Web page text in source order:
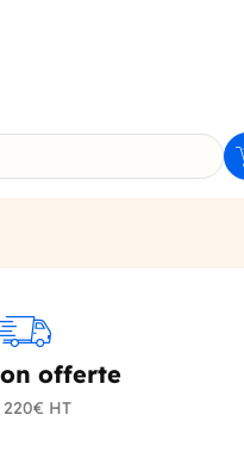
produit
offerte
HT